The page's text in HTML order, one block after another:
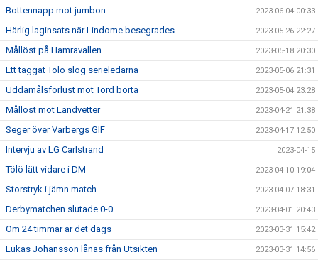
Bottennapp mot jumbon 2023-06-04 00:33
Härlig laginsats när Lindome besegrades 2023-05-26 22:27
Mållöst på Hamravallen 2023-05-18 20:30
Ett taggat Tölö slog serieledarna 2023-05-06 21:31
Uddamålsförlust mot Tord borta 2023-05-04 23:28
Mållöst mot Landvetter 2023-04-21 21:38
Seger över Varbergs GIF 2023-04-17 12:50
Intervju av LG Carlstrand 2023-04-15
Tölö lätt vidare i DM 2023-04-10 19:04
Storstryk i jämn match 2023-04-07 18:31
Derbymatchen slutade 0-0 2023-04-01 20:43
Om 24 timmar är det dags 2023-03-31 15:42
Lukas Johansson lånas från Utsikten 2023-03-31 14:56